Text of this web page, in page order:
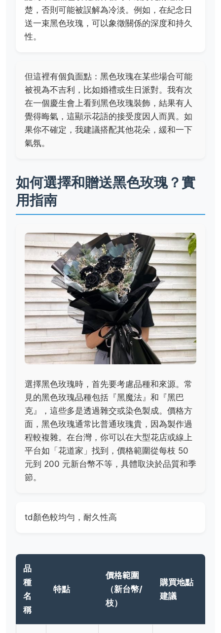
楚，否則可能被誤解為冷淡。例如，在紀念日
送一束黑色玫瑰，可以象徵關係的深度和持久
性。
但這裡有個負面點：黑色玫瑰在某些場合可能
被視為不吉利，比如婚禮或生日派對。我有次
在一個慶生會上看到黑色玫瑰裝飾，結果有人
覺得晦氣，這顯示花語的接受度因人而異。如
果你不確定，我建議搭配其他花朵，緩和一下
氣氛。
如何選擇和贈送黑色玫瑰？實
用指南
選擇黑色玫瑰時，首先要考慮品種和來源。常
見的黑色玫瑰品種包括『黑魔法』和『黑巴
克』，這些多是透過雜交或染色製成。價格方
面，黑色玫瑰通常比普通玫瑰貴，因為製作過
程較複雜。在台灣，你可以在大型花店或線上
平台如「花道家」找到，價格範圍從每枝 50
元到 200 元新台幣不等，具體取決於品質和季
節。
td顏色較均勻，耐久性高
品
種
名
稱
特點
價格範圍
（新台幣/
枝）
購買地點
建議